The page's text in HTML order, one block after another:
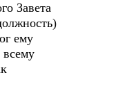
Завета
ему